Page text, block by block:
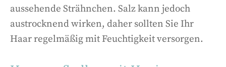
aussehende Strähnchen. Salz kann jedoch
austrocknend wirken, daher sollten Sie Ihr
Haar regelmäßig mit Feuchtigkeit versorgen.